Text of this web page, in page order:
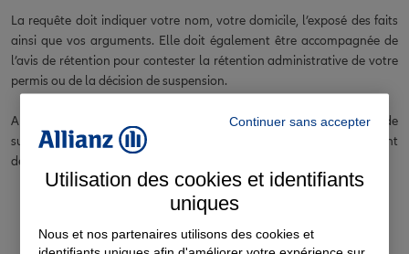
La requête doit indiquer votre nom, votre domicile, l’exposé des faits
ainsi que vos arguments. Elle doit également être accompagnée de
l’avis de rétention pour contester la rétention administrative de votre
permis ou de la décision de suspension.
A la suite de cela, effectuez un « référé-suspension » dans le but de
suspendre la décision administrative, en attendant le jugement
définitif susceptible d’annuler la suspension de votre permis.
Continuer sans accepter
Utilisation des cookies et identifiants
uniques
Nous et nos partenaires utilisons des cookies et